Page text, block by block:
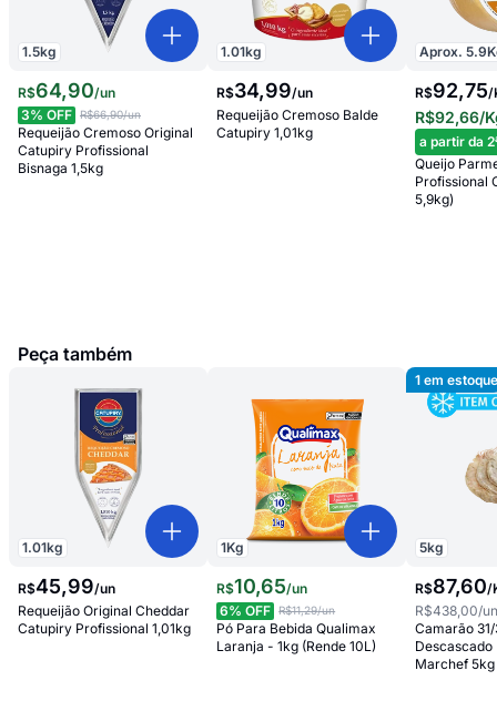
1.5kg
R$64,90/un
3% OFF R$66,90/un
Requeijão Cremoso Original
Catupiry Profissional
Bisnaga 1,5kg
1.01kg
R$34,99/un
Requeijão Cremoso Balde
Catupiry 1,01kg
Aprox.5.9
R$92,75/
R$92,66/
a partir da
Queijo
Profissional
5,9kg)
Peça também
1.01kg
R$45,99/un
Requeijão Original Cheddar
Catupiry Profissional 1,01kg
1Kg
R$10,65/un
6% OFF R$11,29/un
Pó Para Bebida Qualimax
Laranja - 1kg (Rende 10L)
5kg
1 em
R$87,60/
R$438,00/
Camarão
Descascado
Marchef 5kg